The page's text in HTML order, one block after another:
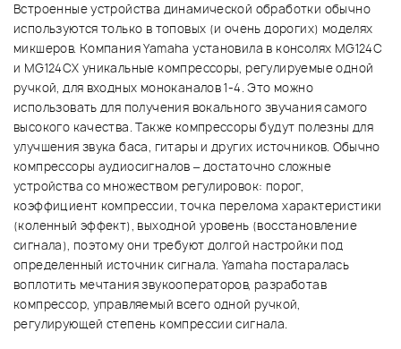
Встроенные устройства динамической обработки обычно
используются только в топовых (и очень дорогих) моделях
микшеров. Компания Yamaha установила в консолях MG124C
и MG124CX уникальные компрессоры, регулируемые одной
ручкой, для входных моноканалов 1-4. Это можно
использовать для получения вокального звучания самого
высокого качества. Также компрессоры будут полезны для
улучшения звука баса, гитары и других источников. Обычно
компрессоры аудиосигналов – достаточно сложные
устройства со множеством регулировок: порог,
коэффициент компрессии, точка перелома характеристики
(коленный эффект), выходной уровень (восстановление
сигнала), поэтому они требуют долгой настройки под
определенный источник сигнала. Yamaha постаралась
воплотить мечтания звукооператоров, разработав
компрессор, управляемый всего одной ручкой,
регулирующей степень компрессии сигнала.